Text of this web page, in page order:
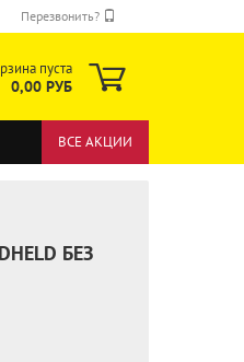
Перезвонить?
пуста
0,00 РУБ
ВСЕ АКЦИИ
БЕЗ